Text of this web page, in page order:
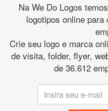
Na We Do Logos
logotipos online
Crie seu logo e marca
de visita, folder, flyer,
de 36.612